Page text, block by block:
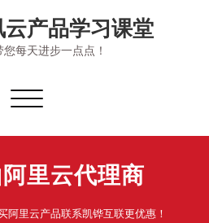
产品学习课堂
每天进步一点点！
切
导
里云代理商
阿里云产品联系凯铧互联更优惠！